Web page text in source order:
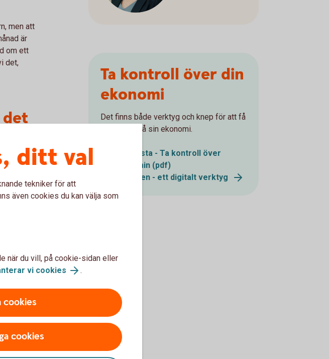
men att
är
om ett
det,
det
har
tycker
ett
och
Ta kontroll över din
ekonomi
Det finns både verktyg och knep för att få
bättre koll på sin ekonomi.
Checklista - Ta kontroll över
ekonomin (pdf)
Utgiftskollen - ett digitalt verktyg
ditt val
tekniker för att
även cookies du kan välja som
när du vill, på cookie-sidan eller
vi cookies .
cookies
cookies